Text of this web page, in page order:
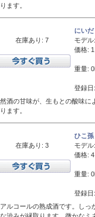
ます。
在庫あり: 7
にい
モデル:
価格:
重量:
登録
酒の甘味が、生もとの酸味
ます。
在庫あり: 3
ひこ
モデル:
価格:
重量:
登録
ルコールの熟成酒です。しっ